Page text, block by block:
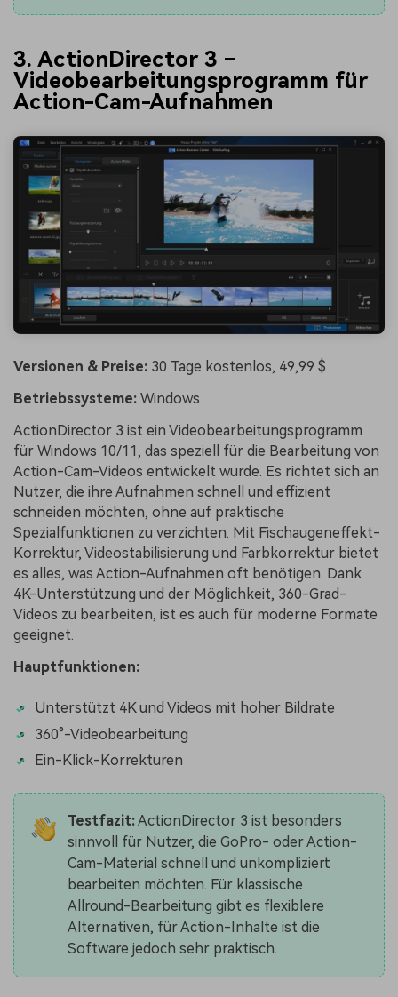
3. ActionDirector 3 –
Videobearbeitungsprogramm für
Action-Cam-Aufnahmen
Versionen & Preise: 30 Tage kostenlos, 49,99 $
Betriebssysteme: Windows
ActionDirector 3 ist ein Videobearbeitungsprogramm
für Windows 10/11, das speziell für die Bearbeitung von
Action-Cam-Videos entwickelt wurde. Es richtet sich an
Nutzer, die ihre Aufnahmen schnell und effizient
schneiden möchten, ohne auf praktische
Spezialfunktionen zu verzichten. Mit Fischaugeneffekt-
Korrektur, Videostabilisierung und Farbkorrektur bietet
es alles, was Action-Aufnahmen oft benötigen. Dank
4K-Unterstützung und der Möglichkeit, 360-Grad-
Videos zu bearbeiten, ist es auch für moderne Formate
geeignet.
Hauptfunktionen:
Unterstützt 4K und Videos mit hoher Bildrate
360°-Videobearbeitung
Ein-Klick-Korrekturen
Testfazit:ActionDirector 3 ist besonders
sinnvoll für Nutzer, die GoPro- oder Action-
Cam-Material schnell und unkompliziert
bearbeiten möchten. Für klassische
Allround-Bearbeitung gibt es flexiblere
Alternativen, für Action-Inhalte ist die
Software jedoch sehr praktisch.